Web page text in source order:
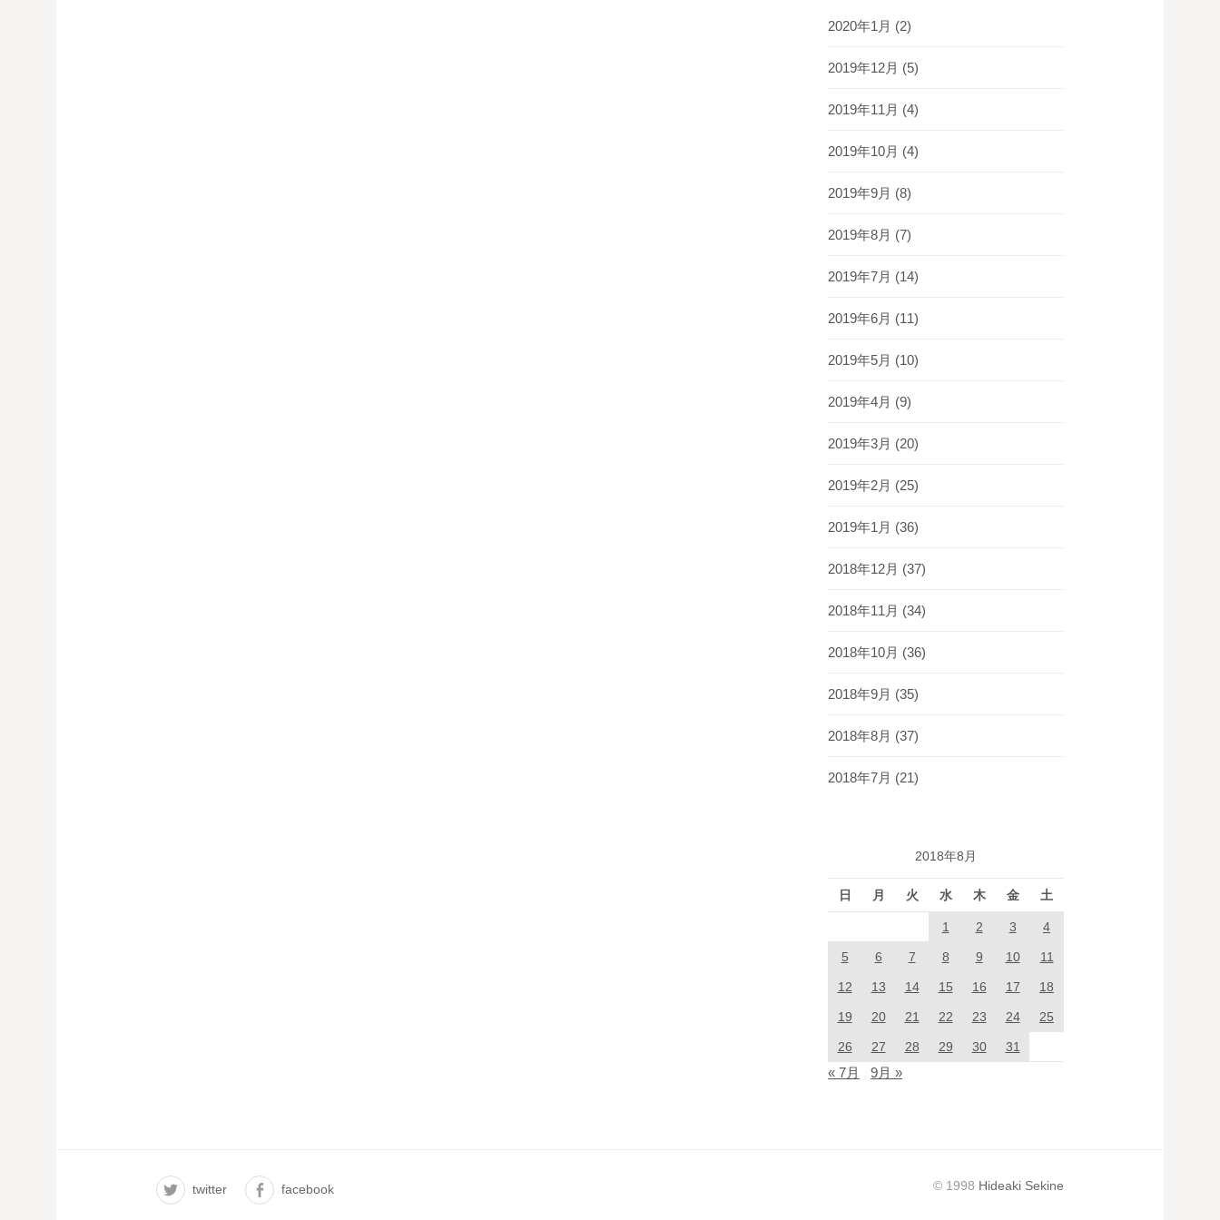
2020年1月 (2)
2019年12月 (5)
2019年11月 (4)
2019年10月 (4)
2019年9月 (8)
2019年8月 (7)
2019年7月 (14)
2019年6月 (11)
2019年5月 (10)
2019年4月 (9)
2019年3月 (20)
2019年2月 (25)
2019年1月 (36)
2018年12月 (37)
2018年11月 (34)
2018年10月 (36)
2018年9月 (35)
2018年8月 (37)
2018年7月 (21)
2018年8月
日 月 火 水 木 金 土
1 2 3 4
5 6 7 8 9 10 11
12 13 14 15 16 17 18
19 20 21 22 23 24 25
26 27 28 29 30 31
« 7月 9月 »
twitter facebook © 1998 Hideaki Sekine